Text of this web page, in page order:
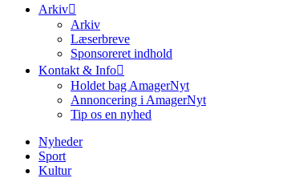
Arkiv
Arkiv
Læserbreve
Sponsoreret indhold
Kontakt & Info
Holdet bag AmagerNyt
Annoncering i AmagerNyt
Tip os en nyhed
Nyheder
Sport
Kultur